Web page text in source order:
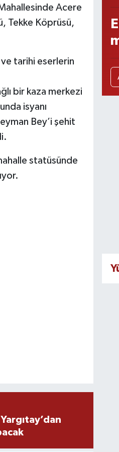
Acere
Tekke Köprüsü,
ve tarihi eserlerin
bir kaza merkezi
isyanı
Bey’i şehit
statüsünde